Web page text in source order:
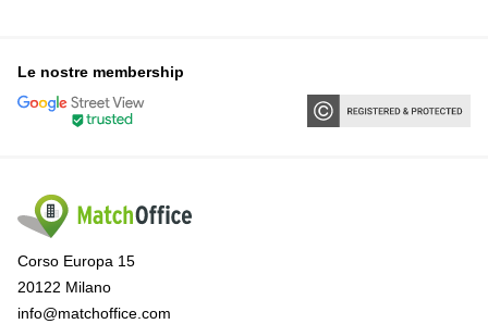
Le nostre membership
Corso Europa 15
20122 Milano
info@matchoffice.com